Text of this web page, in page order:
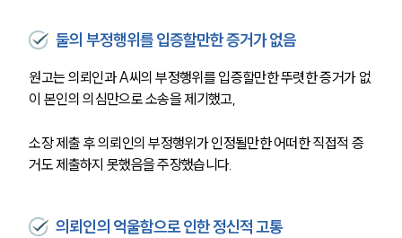
둘의 부정행위를 입증할만한 증거가 없음
원고는 의뢰인과 A씨의 부정행위를 입증할만한 뚜렷한 증거가 없
이 본인의 의심만으로 소송을 제기했고,
소장 제출 후 의뢰인의 부정행위가 인정될만한 어떠한 직접적 증
거도 제출하지 못했음을 주장했습니다.
의뢰인의 억울함으로 인한 정신적 고통